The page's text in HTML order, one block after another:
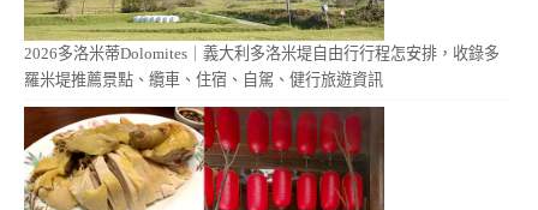
2026多洛米蒂Dolomites｜義大利多洛米堤自由行行程怎安排，收錄多
羅米堤推薦景點、纜車、住宿、自駕、健行旅遊資訊